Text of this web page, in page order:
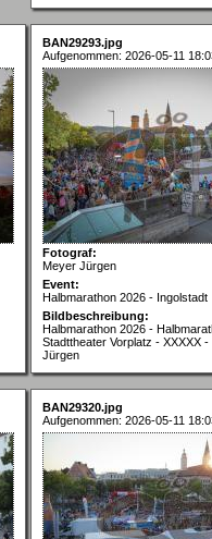
BAN29293.jpg
Aufgenommen: 2026-05-11
Fotograf:
Meyer Jürgen
Event:
Halbmarathon 2026 - Ingolstadt
Bildbeschreibung:
Halbmarathon 2026 -
Stadttheater Vorplatz - XXXXX
Jürgen
BAN29320.jpg
Aufgenommen: 2026-05-11